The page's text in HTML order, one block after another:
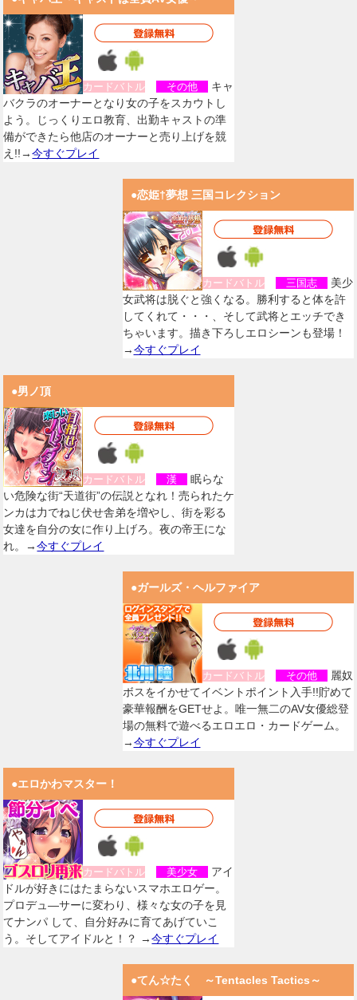
カードバトル その他
キャ
バクラのオーナーとなり女の子をスカウトし
よう。じっくりエロ教育、出勤キャストの準
備ができたら他店のオーナーと売り上げを競
え!!→今すぐプレイ
●恋姫†夢想 三国コレクション
カードバトル 三国志
美少
女武将は脱ぐと強くなる。勝利すると体を許
してくれて・・・、そして武将とエッチでき
ちゃいます。描き下ろしエロシーンも登場！
→今すぐプレイ
●男ノ頂
カードバトル 漢
眠らな
い危険な街“天道街”の伝説となれ！売られたケ
ンカは力でねじ伏せ舎弟を増やし、街を彩る
女達を自分の女に作り上げろ。夜の帝王にな
れ。→今すぐプレイ
●ガールズ・ヘルファイア
カードバトル その他
麗奴
ボスをイかせてイベントポイント入手!!貯めて
豪華報酬をGETせよ。唯一無二のAV女優総登
場の無料で遊べるエロエロ・カードゲーム。
→今すぐプレイ
●エロかわマスター！
カードバトル 美少女
アイ
ドルが好きにはたまらないスマホエロゲー。
プロデュ―サーに変わり、様々な女の子を見
てナンパ して、自分好みに育てあげていこ
う。そしてアイドルと！？ →今すぐプレイ
●てん☆たく ～Tentacles Tactics～